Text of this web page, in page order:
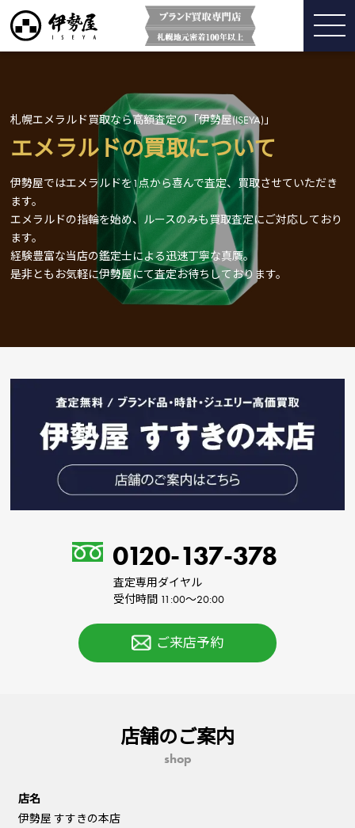
札幌エメラルド買取なら高額査定の「伊勢屋(ISEYA)」
エメラルドの買取について
伊勢屋ではエメラルドを1点から喜んで査定、買取させていただき
ます。
エメラルドの指輪を始め、ルースのみも買取査定にご対応しており
ます。
経験豊富な当店の鑑定士による迅速丁寧な真贋。
是非ともお気軽に伊勢屋にて査定お待ちしております。
0120-137-378
査定専用ダイヤル
受付時間 11:00～20:00
ご来店予約
店舗のご案内
shop
店名
伊勢屋 すすきの本店